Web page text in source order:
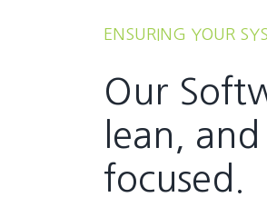
ENSURING YOUR
Our
lean,
focused.